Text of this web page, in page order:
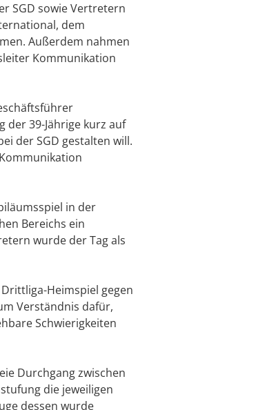
SGD sowie Vertretern
dem
Außerdem nahmen
Kommunikation
der 39-Jährige kurz auf
der SGD gestalten will.
in der
Bereichs ein
wurde der Tag als
Heimspiel gegen
Verständnis dafür,
Schwierigkeiten
Durchgang zwischen
die jeweiligen
dessen wurde